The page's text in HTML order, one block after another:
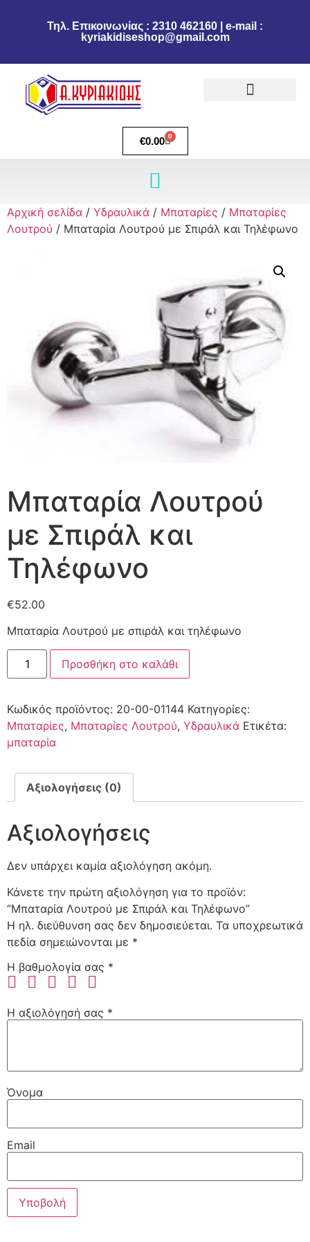
Τηλ. Επικοινωνίας : 2310 462160 | e-mail :
kyriakidiseshop@gmail.com
€0.00 0
Αρχική σελίδα / Υδραυλικά / Μπαταρίες / Μπαταρίες
Λουτρού / Mπαταρία Λουτρού με Σπιράλ και Τηλέφωνο
Mπαταρία Λουτρού
με Σπιράλ και
Τηλέφωνο
€52.00
Mπαταρία Λουτρού με σπιράλ και τηλέφωνο
Προσθήκη στο καλάθι
Κωδικός προϊόντος: 20-00-01144 Κατηγορίες:
Μπαταρίες, Μπαταρίες Λουτρού, Υδραυλικά Ετικέτα:
μπαταρία
Αξιολογήσεις (0)
Αξιολογήσεις
Δεν υπάρχει καμία αξιολόγηση ακόμη.
Κάνετε την πρώτη αξιολόγηση για το προϊόν:
“Mπαταρία Λουτρού με Σπιράλ και Τηλέφωνο”
Η ηλ. διεύθυνση σας δεν δημοσιεύεται. Τα υποχρεωτικά
πεδία σημειώνονται με *
Η βαθμολογία σας *
Η αξιολόγησή σας *
Όνομα
Email